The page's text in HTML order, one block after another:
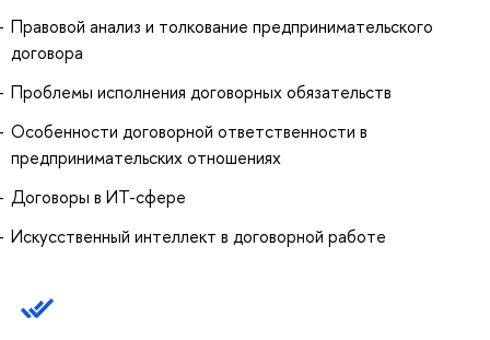
Правовой анализ и толкование предпринимательского
договора
Проблемы исполнения договорных обязательств
Особенности договорной ответственности в
предпринимательских отношениях
Договоры в ИТ-сфере
Искусственный интеллект в договорной работе